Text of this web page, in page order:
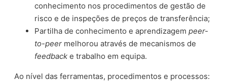
conhecimento nos procedimentos de gestão de
risco e de inspeções de preços de transferência;
Partilha de conhecimento e aprendizagempeer-
to-peer melhorou através de mecanismos de
feedback e trabalho em equipa.
Ao nível das ferramentas, procedimentos e processos: